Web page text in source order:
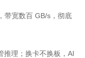
带宽数百 GB/s，彻底
推理；换卡不换板，AI